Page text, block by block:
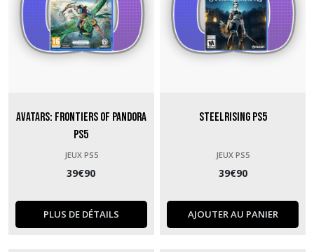
Avatars: Frontiers of Pandora
PS5
JEUX PS5
39€90
PLUS DE DÉTAILS
Steelrising PS5
JEUX PS5
39€90
AJOUTER AU PANIER